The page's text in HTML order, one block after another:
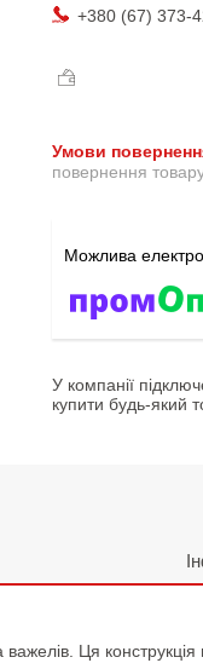
+380 (67) 373-
повернення
У компанії
купити будь-який
важелів. Ця